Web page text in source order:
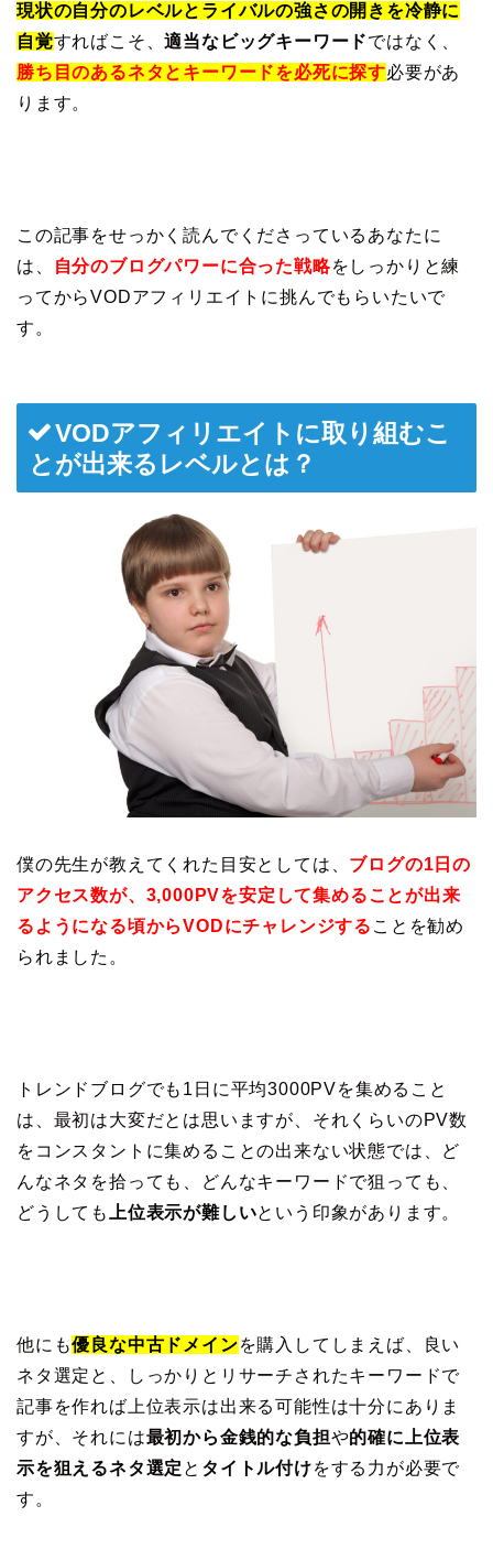
現状の自分のレベルとライバルの強さの開きを冷静に
自覚すればこそ、適当なビッグキーワードではなく、
勝ち目のあるネタとキーワードを必死に探す必要があ
ります。
この記事をせっかく読んでくださっているあなたに
は、
自分のブログパワーに合った戦略をしっかりと練
ってからVODアフィリエイトに挑んでもらいたいで
す。
VODアフィリエイトに取り組むこ
とが出来るレベルとは？
僕の先生が教えてくれた目安としては、 ブログの1日の
アクセス数が、3,000PVを安定して集めることが出来
るようになる頃からVODにチャレンジする ことを勧め
られました。
トレンドブログでも1日に平均3000PVを集めること
は、最初は大変だとは思いますが、それくらいのPV数
をコンスタントに集めることの出来ない状態では、ど
んなネタを拾っても、どんなキーワードで狙っても、
どうしても
上位表示が難しいという印象があります。
他にも優良な中古ドメインを購入してしまえば、良い
ネタ選定と、しっかりとリサーチされたキーワードで
記事を作れば上位表示は出来る可能性は十分にありま
すが、それには最初から金銭的な負担や的確に上位表
示を狙えるネタ選定 と タイトル付けをする力が必要で
す。